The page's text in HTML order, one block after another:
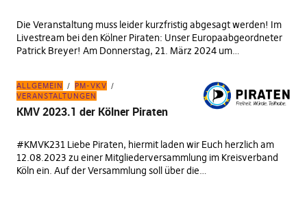
Die Veranstaltung muss leider kurzfristig abgesagt werden! Im
Livestream bei den Kölner Piraten: Unser Europaabgeordneter
Patrick Breyer! Am Donnerstag, 21. März 2024 um…
ALLGEMEIN
PM-VKV
VERANSTALTUNGEN
KMV 2023.1 der Kölner Piraten
#KMVK231 Liebe Piraten, hiermit laden wir Euch herzlich am
12.08.2023 zu einer Mitgliederversammlung im Kreisverband
Köln ein. Auf der Versammlung soll über die…